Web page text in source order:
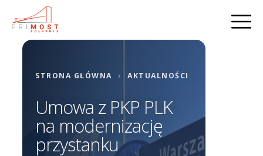
STRONA GŁÓWNA › AKTUALNOŚCI
Umowa z PKP PLK
na modernizację
przystanku